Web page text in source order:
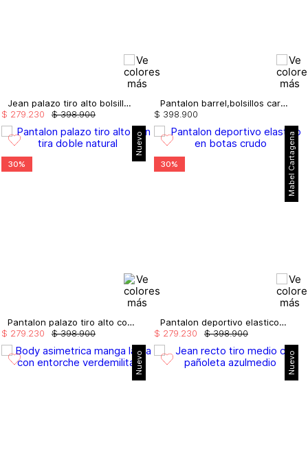
Jean palazo tiro alto bolsillo cargo
$ 398.900
$ 279 230
Pantalon barrel,bolsillos cargo
$ 398 900
Nuevo
30%
Pantalon palazo tiro alto con tira doble
$ 398.900
$ 279 230
Mabel Cartagena
30%
Pantalon deportivo elastico en botas
$ 398.900
$ 279 230
Nuevo Nuevo